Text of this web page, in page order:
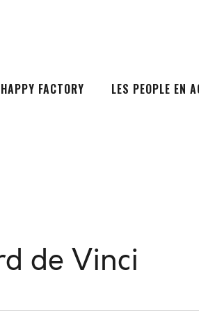
FACTORY LES PEOPLE EN
de Vinci